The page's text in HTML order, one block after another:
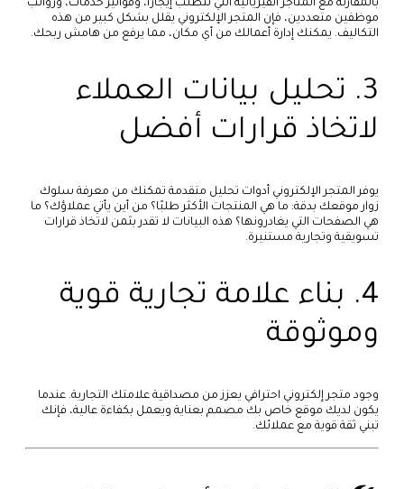
بالمقارنة مع المتاجر الفيزيائية التي تتطلب إيجارًا، وفواتير خدمات، ورواتب
موظفين متعددين، فإن المتجر الإلكتروني يقلل بشكل كبير من هذه
التكاليف. يمكنك إدارة أعمالك من أي مكان، مما يرفع من هامش ربحك.
3. تحليل بيانات العملاء
لاتخاذ قرارات أفضل
يوفر المتجر الإلكتروني أدوات تحليل متقدمة تمكنك من معرفة سلوك
زوار موقعك بدقة: ما هي المنتجات الأكثر طلبًا؟ من أين يأتي عملاؤك؟ ما
هي الصفحات التي يغادرونها؟ هذه البيانات لا تقدر بثمن لاتخاذ قرارات
تسويقية وتجارية مستنيرة.
4. بناء علامة تجارية قوية
وموثوقة
وجود متجر إلكتروني احترافي يعزز من مصداقية علامتك التجارية. عندما
يكون لديك موقع خاص بك مصمم بعناية ويعمل بكفاءة عالية، فإنك
تبني ثقة قوية مع عملائك.